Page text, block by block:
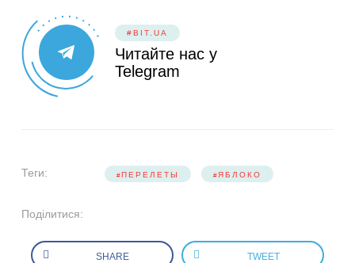
#BIT.UA
Читайте нас у
Telegram
Теги: ПЕРЕЛЕТЫ ЯБЛОКО
Поділитися:
SHARE TWEET